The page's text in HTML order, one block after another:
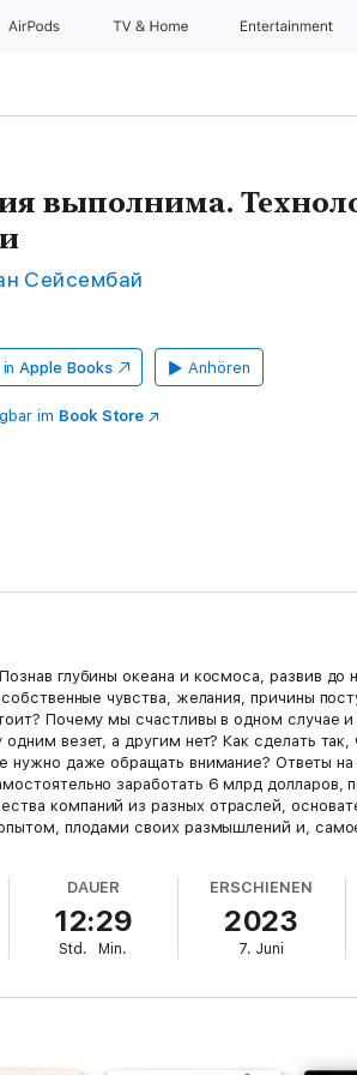
AirPods TV & Home Entertainment
выполнима.
Сейсембай
Apple Books Anhören
im Book Store
глубины океана и космоса, развив
чувства, желания, причины
Почему мы счастливы в одном случае
везет, а другим нет? Как сделать
даже обращать внимание? Ответы
заработать 6 млрд долларов,
компаний из разных отраслей,
плодами своих размышлений и,
предлагает вам раскрыть свой
технологии последовательного и
DAUER
12:29
Std. Min.
ERSCHIENEN
2023
7. Juni